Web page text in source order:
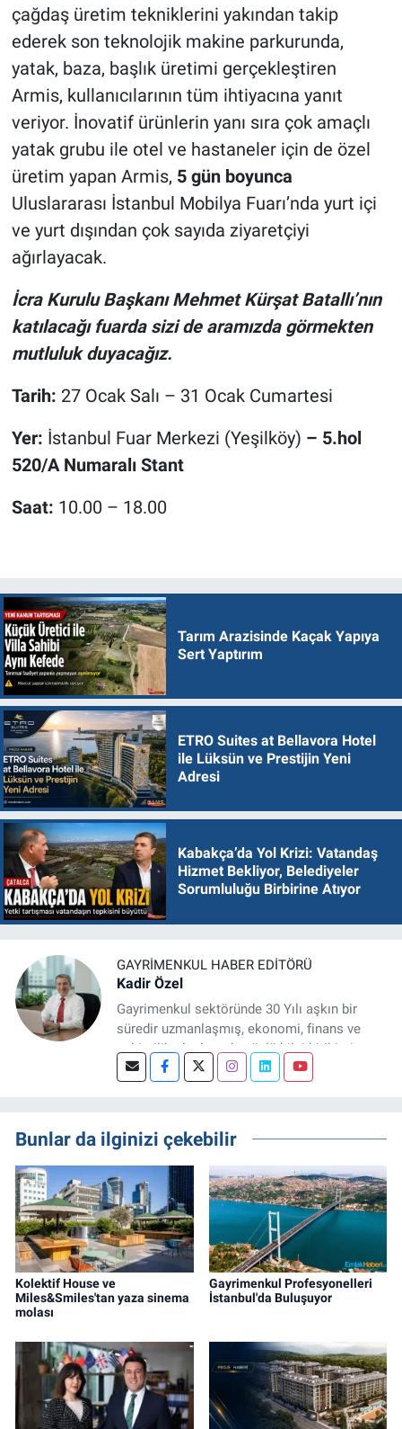
çağdaş üretim tekniklerini yakından takip
ederek son teknolojik makine parkurunda,
yatak, baza, başlık üretimi gerçekleştiren
Armis, kullanıcılarının tüm ihtiyacına yanıt
veriyor. İnovatif ürünlerin yanı sıra çok amaçlı
yatak grubu ile otel ve hastaneler için de özel
üretim yapan Armis, 5 gün boyunca
Uluslararası İstanbul Mobilya Fuarı’nda yurt içi
ve yurt dışından çok sayıda ziyaretçiyi
ağırlayacak.
İcra Kurulu Başkanı Mehmet Kürşat Batallı’nın
katılacağı fuarda sizi de aramızda görmekten
mutluluk duyacağız.
Tarih: 27 Ocak Salı – 31 Ocak Cumartesi
Yer: İstanbul Fuar Merkezi (Yeşilköy) – 5.hol
520/A Numaralı Stant
Saat: 10.00 – 18.00
Tarım Arazisinde Kaçak Yapıya
Sert Yaptırım
ETRO Suites at Bellavora Hotel
ile Lüksün ve Prestijin Yeni
Adresi
Kabakça’da Yol Krizi: Vatandaş
Hizmet Bekliyor, Belediyeler
Sorumluluğu Birbirine Atıyor
GAYRIMENKUL HABER EDITÖRÜ
Kadir Özel
Gayrimenkul sektöründe 30 Yılı aşkın bir
süredir uzmanlaşmış, ekonomi, finans ve
şehircilik alanlarında güçlü bilgi birikimine
sahip, dijital medya odaklı deneyimli bir
projeleri üzerine haber, analiz ve özel
dosyalar hazırlama konusunda yetkinim.
Bunlar da ilginizi çekebilir
Kolektif House ve
Miles&Smiles'tan yaza sinema
molası
Gayrimenkul Profesyonelleri
İstanbul'da Buluşuyor